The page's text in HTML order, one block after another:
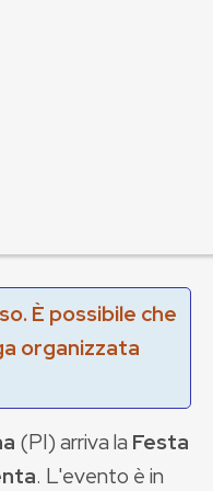
È possibile che
organizzata
(PI) arriva la Festa
. L'evento è in